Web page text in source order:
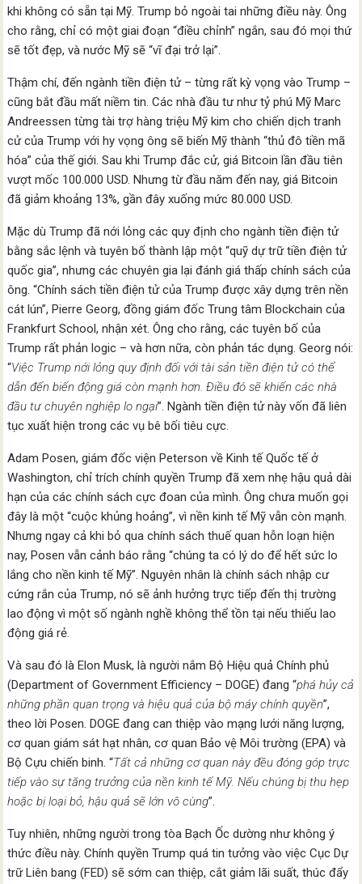
khi không có sẵn tại Mỹ. Trump bỏ ngoài tai những điều này. Ông
cho rằng, chỉ có một giai đoạn “điều chỉnh” ngắn, sau đó mọi thứ
sẽ tốt đẹp, và nước Mỹ sẽ “vĩ đại trở lại”.
Thậm chí, đến ngành tiền điện tử – từng rất kỳ vọng vào Trump –
cũng bắt đầu mất niềm tin. Các nhà đầu tư như tỷ phú Mỹ Marc
Andreessen từng tài trợ hàng triệu Mỹ kim cho chiến dịch tranh
cử của Trump với hy vọng ông sẽ biến Mỹ thành “thủ đô tiền mã
hóa” của thế giới. Sau khi Trump đắc cử, giá Bitcoin lần đầu tiên
vượt mốc 100.000 USD. Nhưng từ đầu năm đến nay, giá Bitcoin
đã giảm khoảng 13%, gần đây xuống mức 80.000 USD.
Mặc dù Trump đã nới lỏng các quy định cho ngành tiền điện tử
bằng sắc lệnh và tuyên bố thành lập một “quỹ dự trữ tiền điện tử
quốc gia”, nhưng các chuyên gia lại đánh giá thấp chính sách của
ông. “Chính sách tiền điện tử của Trump được xây dựng trên nền
cát lún”, Pierre Georg, đồng giám đốc Trung tâm Blockchain của
Frankfurt School, nhận xét. Ông cho rằng, các tuyên bố của
Trump rất phản logic – và hơn nữa, còn phản tác dụng. Georg nói:
“Việc Trump nới lỏng quy định đối với tài sản tiền điện tử có thể
dẫn đến biến động giá còn mạnh hơn. Điều đó sẽ khiến các nhà
đầu tư chuyên nghiệp lo ngại”. Ngành tiền điện tử này vốn đã liên
tục xuất hiện trong các vụ bê bối tiêu cực.
Adam Posen, giám đốc viện Peterson về Kinh tế Quốc tế ở
Washington, chỉ trích chính quyền Trump đã xem nhẹ hậu quả dài
hạn của các chính sách cực đoan của mình. Ông chưa muốn gọi
đây là một “cuộc khủng hoảng”, vì nền kinh tế Mỹ vẫn còn mạnh.
Nhưng ngay cả khi bỏ qua chính sách thuế quan hỗn loạn hiện
nay, Posen vẫn cảnh báo rằng “chúng ta có lý do để hết sức lo
lắng cho nền kinh tế Mỹ”. Nguyên nhân là chính sách nhập cư
cứng rắn của Trump, nó sẽ ảnh hưởng trực tiếp đến thị trường
lao động vì một số ngành nghề không thể tồn tại nếu thiếu lao
động giá rẻ.
Và sau đó là Elon Musk, là người nắm Bộ Hiệu quả Chính phủ
(Department of Government Efficiency – DOGE) đang “phá hủy cả
những phần quan trọng và hiệu quả của bộ máy chính quyền”,
theo lời Posen. DOGE đang can thiệp vào mạng lưới năng lượng,
cơ quan giám sát hạt nhân, cơ quan Bảo vệ Môi trường (EPA) và
Bộ Cựu chiến binh. “Tất cả những cơ quan này đều đóng góp trực
tiếp vào sự tăng trưởng của nền kinh tế Mỹ. Nếu chúng bị thu hẹp
hoặc bị loại bỏ, hậu quả sẽ lớn vô cùng”.
Tuy nhiên, những người trong tòa Bạch Ốc dường như không ý
thức điều này. Chính quyền Trump quá tin tưởng vào việc Cục Dự
trữ Liên bang (FED) sẽ sớm can thiệp, cắt giảm lãi suất, thúc đẩy